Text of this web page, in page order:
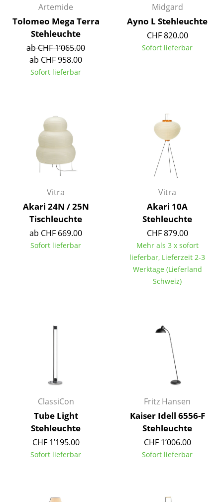
Kindertische
Gartentische
Servierwagen
Aufbewahren
Regale & Schränke
Bücherregale
Sideboards & Kommoden
TV Möbel
Beistell- & Rollcontainer
Einzelteile
Hängeleuchten & Deckenleuchten
Schreibtischleuchten
Stehleuchten & Leseleuchten
Artemide
Tolomeo Mega Terra
Stehleuchte
ab CHF 1’065.00
ab CHF 958.00
Sofort lieferbar
Midgard
Ayno L Stehleuchte
CHF 820.00
Sofort lieferbar
Vitra
Akari 24N / 25N
Tischleuchte
ab CHF 669.00
Sofort lieferbar
Vitra
Akari 10A
Stehleuchte
CHF 879.00
Mehr als 3 x sofort
lieferbar, Lieferzeit 2-3
Werktage (Lieferland
Schweiz)
ClassiCon
Tube Light
Stehleuchte
CHF 1’195.00
Sofort lieferbar
Fritz Hansen
Kaiser Idell 6556-F
Stehleuchte
CHF 1’006.00
Sofort lieferbar